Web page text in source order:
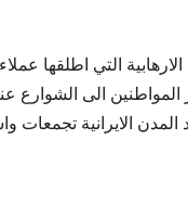
التي اطلقها
الايرانية